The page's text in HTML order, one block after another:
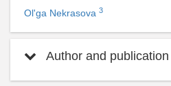
Ol'ga Nekrasova 3
Author and